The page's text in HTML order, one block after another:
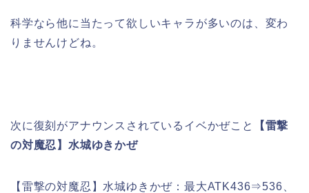
科学なら他に当たって欲しいキャラが多いのは、変わ
りませんけどね。
次に復刻がアナウンスされているイベかぜこと
【雷撃
の対魔忍】水城ゆきかぜ
【雷撃の対魔忍】水城ゆきかぜ：最大ATK436⇒536、